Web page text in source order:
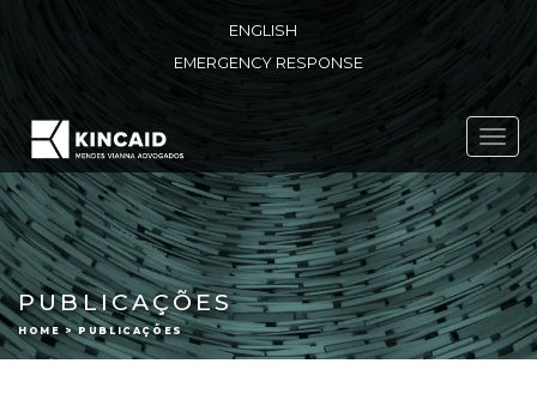
ENGLISH
EMERGENCY RESPONSE
PUBLICAÇÕES
HOME > PUBLICAÇÕES